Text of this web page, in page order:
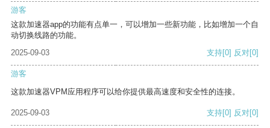
游客
这款加速器app的功能有点单一，可以增加一些新功能，比如增加一个自
动切换线路的功能。
2025-09-03
支持[0] 反对[0]
游客
这款加速器VPM应用程序可以给你提供最高速度和安全性的连接。
2025-09-03 支持[0] 反对[0]